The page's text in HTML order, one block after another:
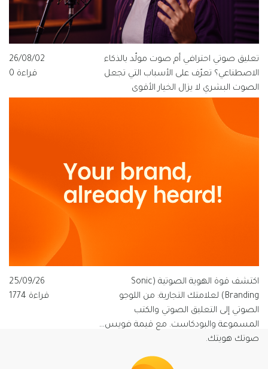
تعليق صوتي احترافي أم صوت مولّد بالذكاء
الاصطناعي؟ تعرّف على الأسباب التي تجعل
الصوت البشري لا يزال الخيار الأقوى
للعلامات التجارية الناطقة بالعربية، ولماذا
تتبنى قيمة فويس شعار "الصوت الذي
يفهم العربية".
26/08/02
قراءة 0
اكتشف قوة الهوية الصوتية (Sonic
Branding) لعلامتك التجارية: من اللوجو
الصوتي إلى التعليق الصوتي والكتب
المسموعة والبودكاست. مع قيمة فويس…
صوتك هويتك.
25/09/26
قراءة 1774